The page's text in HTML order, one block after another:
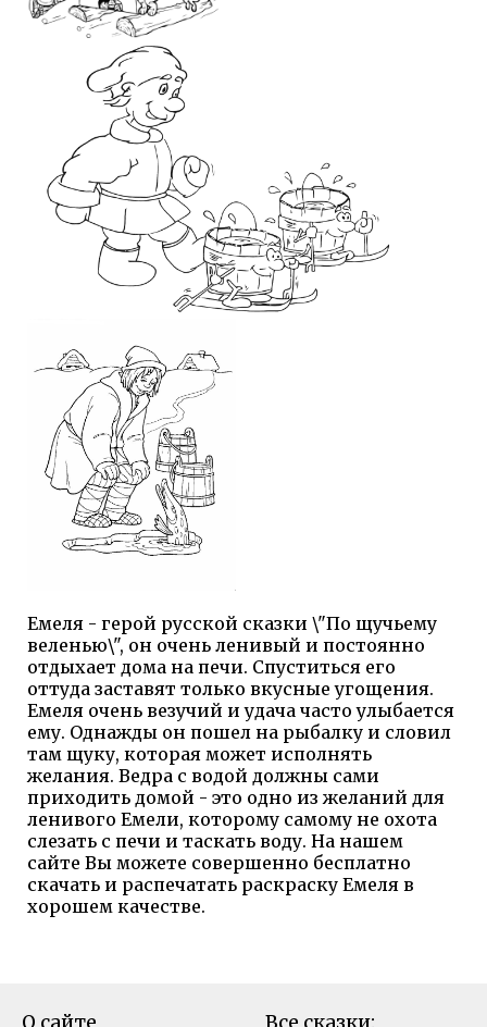
Емеля - герой русской сказки \"По щучьему
веленью\", он очень ленивый и постоянно
отдыхает дома на печи. Спуститься его
оттуда заставят только вкусные угощения.
Емеля очень везучий и удача часто улыбается
ему. Однажды он пошел на рыбалку и словил
там щуку, которая может исполнять
желания. Ведра с водой должны сами
приходить домой - это одно из желаний для
ленивого Емели, которому самому не охота
слезать с печи и таскать воду. На нашем
сайте Вы можете совершенно бесплатно
скачать и распечатать раскраску Емеля в
хорошем качестве.